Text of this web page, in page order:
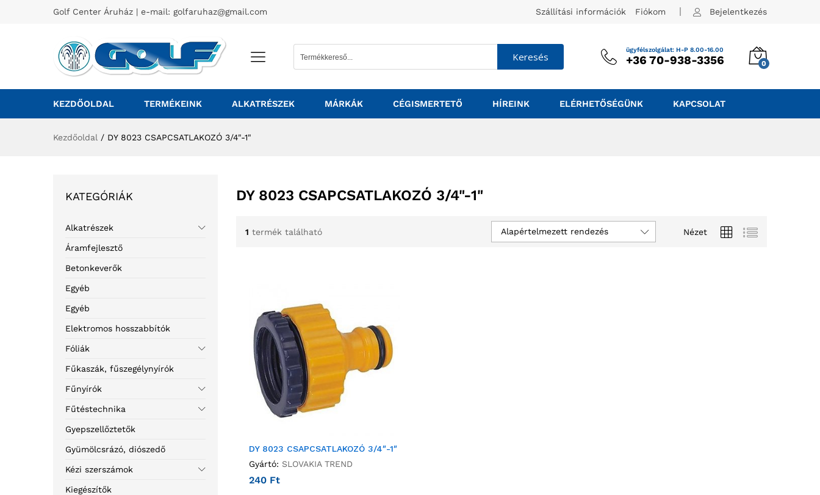
Golf Center Áruház | e-mail: golfaruhaz@gmail.com Szállítási információk Fiókom Bejelentkezés
Keresés
ügyfélszolgálat: H-P 8.00-16.00
+36 70-938-3356 0
KEZDŐOLDAL TERMÉKEINK ALKATRÉSZEK MÁRKÁK CÉGISMERTETŐ HÍREINK ELÉRHETŐSÉGÜNK KAPCSOLAT
Kezdőoldal / DY 8023 CSAPCSATLAKOZÓ 3/4"-1"
DY 8023 CSAPCSATLAKOZÓ 3/4"-1"
1 termék található Nézet
Alapértelmezett rendezés
DY 8023 CSAPCSATLAKOZÓ 3/4″-1″
Gyártó: SLOVAKIA TREND
240 Ft
KATEGÓRIÁK
Alkatrészek
Áramfejlesztő
Betonkeverők
Egyéb
Egyéb
Elektromos hosszabbítók
Fóliák
Fűkaszák, fűszegélynyírók
Fűnyírók
Fűtéstechnika
Gyepszellőztetők
Gyümölcsrázó, diószedő
Kézi szerszámok
Kiegészítők